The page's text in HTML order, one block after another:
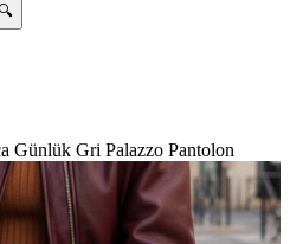
🔍
Günlük Gri Palazzo Pantolon